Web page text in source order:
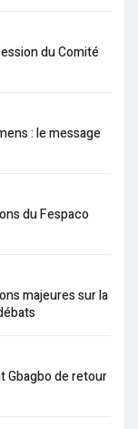
du Comité
: le message
du Fespaco
majeures sur la
Gbagbo de retour